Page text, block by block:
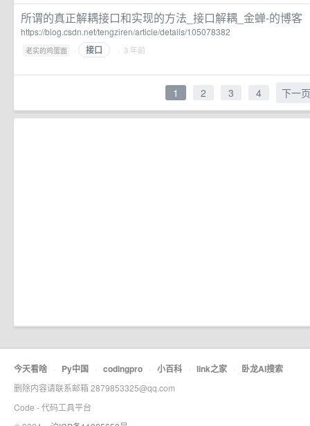
所谓的真正解耦接口和实现的方法_接口解耦_金蝉-的博客
https://blog.csdn.net/tengziren/article/details/105078382
老实的鸡蛋面 · 接口 · 3 年前
1 2 3 4 下一页
今天看啥 · Py中国 · codingpro · 小百科 · link之家 · 卧龙AI搜索
删除内容请联系邮箱 2879853325@qq.com
Code - 代码工具平台